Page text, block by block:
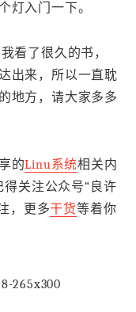
灯入门一下。
看了很久的书，
出来，所以一直耽
地方，请大家多多
的Linu系统相关内
关注公众号“良许
，更多干货等着你